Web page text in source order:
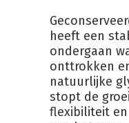
heeft een
ondergaan
onttrokken
natuurlijke
stopt de
flexibiliteit